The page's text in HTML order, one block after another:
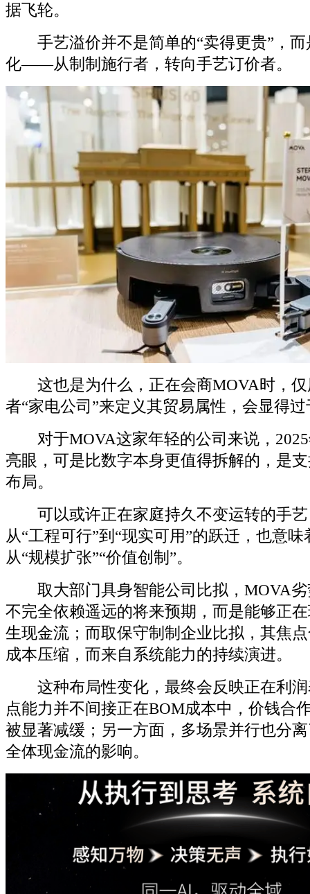
据飞轮。
手艺溢价并不是简单的“卖得更贵”，而
化——从制制施行者，转向手艺订价者。
这也是为什么，正在会商MOVA时，仅
者“家电公司”来定义其贸易属性，会显得
对于MOVA这家年轻的公司来说，2025
亮眼，可是比数字本身更值得拆解的，是
布局。
可以或许正在家庭持久不变运转的手艺
从“工程可行”到“现实可用”的跃迁，也意
从“规模扩张”“价值创制”。
取大部门具身智能公司比拟，MOVA劣
不完全依赖遥远的将来预期，而是能够正
生现金流；而取保守制制企业比拟，其焦
成本压缩，而来自系统能力的持续演进。
这种布局性变化，最终会反映正在利润
点能力并不间接正在BOM成本中，价钱合
被显著减缓；另一方面，多场景并行也分
全体现金流的影响。